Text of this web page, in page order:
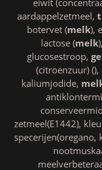
eiwit
aardappelzetmeel,
botervet (melk),
lactose (melk
glucosestroop,
(citroenzuur)
kaliumjodide,
zetmeel(E1442),